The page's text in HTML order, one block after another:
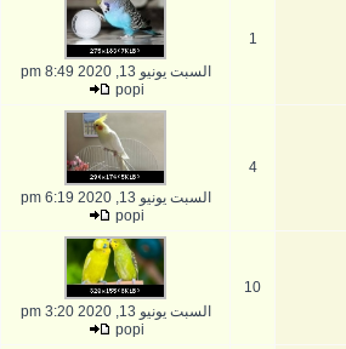
1
السبت يونيو 13, 2020 8:49 pm
popi
4
السبت يونيو 13, 2020 6:19 pm
popi
10
السبت يونيو 13, 2020 3:20 pm
popi